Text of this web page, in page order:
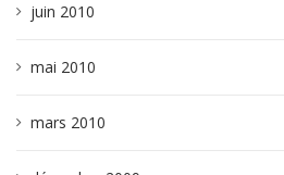
juin 2010
mai 2010
mars 2010